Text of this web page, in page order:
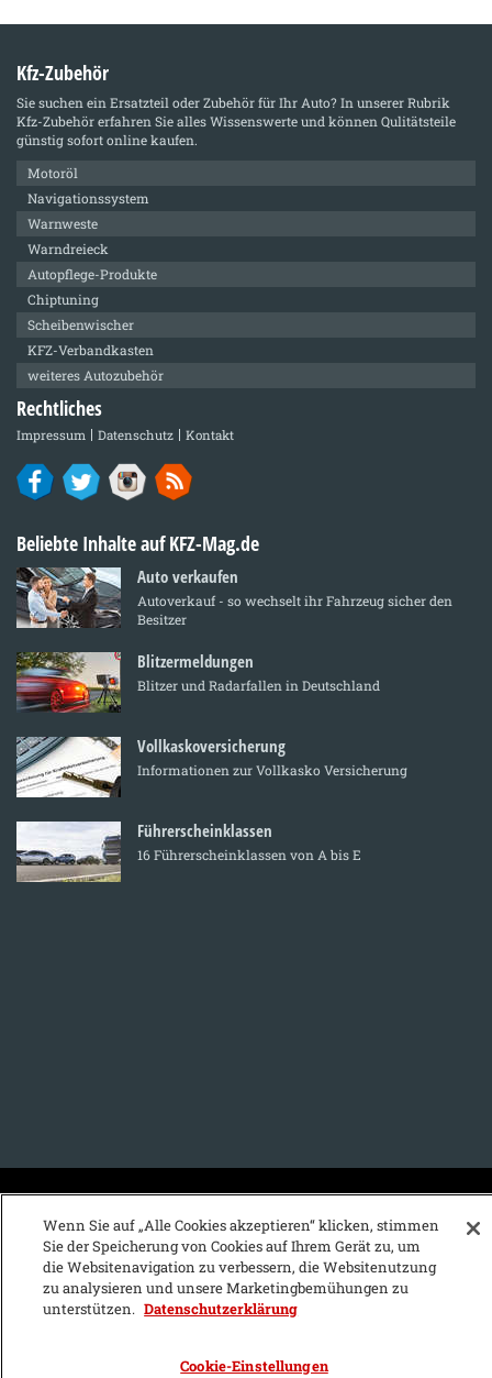
Kfz-Zubehör
Sie suchen ein Ersatzteil oder Zubehör für Ihr Auto? In unserer Rubrik
Kfz-Zubehörerfahren Sie alles Wissenswerte und können Qulitätsteile
günstig sofort online kaufen.
Motoröl
Navigationssystem
Warnweste
Warndreieck
Autopflege-Produkte
Chiptuning
Scheibenwischer
KFZ-Verbandkasten
weiteres Autozubehör
Rechtliches
Impressum Datenschutz Kontakt
Beliebte Inhalte auf KFZ-Mag.de
Auto verkaufen
Autoverkauf - so wechselt ihr Fahrzeug sicher den
Besitzer
Blitzermeldungen
Blitzer und Radarfallen in Deutschland
Vollkaskoversicherung
Informationen zur Vollkasko Versicherung
Führerscheinklassen
16 Führerscheinklassen von A bis E
A B C D E F G H I
K
L M N O P Q R S
Wenn Sie auf „Alle Cookies akzeptieren“ klicken, stimmen
Sie der Speicherung von Cookies auf Ihrem Gerät zu, um
die Websitenavigation zu verbessern, die Websitenutzung
zu analysieren und unsere Marketingbemühungen zu
unterstützen. Datenschutzerklärung
Cookie-Einstellungen